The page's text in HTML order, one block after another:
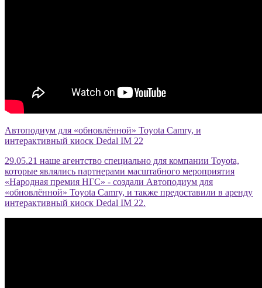
Автоподиум для «обновлённой» Toyota Camry, и
интерактивный киоск Dedal IM 22
29.05.21 наше агентство специально для компании Toyota,
которые являлись партнерами масштабного мероприятия
«Народная премия НГС» - создали Автоподиум для
«обновлённой» Toyota Camry, и также предоставили в аренду
интерактивный киоск Dedal IM 22.